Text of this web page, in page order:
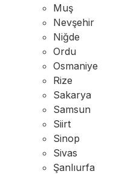
Muş
Nevşehir
Niğde
Ordu
Osmaniye
Rize
Sakarya
Samsun
Siirt
Sinop
Sivas
Şanlıurfa